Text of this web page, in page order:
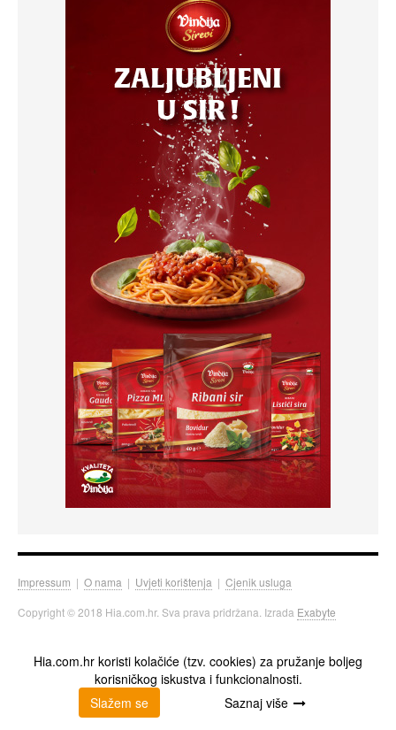
Impressum | O nama | Uvjeti korištenja | Cjenik usluga
Copyright © 2018 Hia.com.hr. Sva prava pridržana. Izrada Exabyte
Hia.com.hr koristi kolačiće (tzv. cookies) za pružanje boljeg
korisničkog iskustva i funkcionalnosti.
Slažem se
Saznaj više